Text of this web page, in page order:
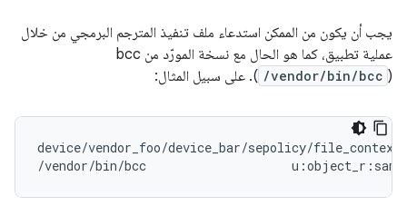
يجب أن يكون من الممكن استدعاء ملف تنفيذ المترجم البرمجي من خلال
عملية تطبيق، كما هو الحال مع نسخة المورّد من bcc
(
/vendor/bin/bcc ). على سبيل المثال:
device/vendor_foo/device_bar/sepolicy/
/vendor/bin/bcc